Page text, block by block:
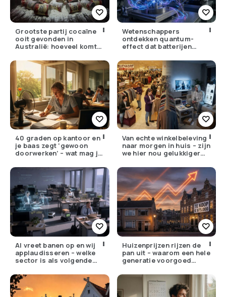
Grootste partij cocaïne
ooit gevonden in
Australië: hoeveel komt
binnen?
Wetenschappers
ontdekken quantum-
effect dat batterijen
maken
40 graden op kantoor en
je baas zegt ‘gewoon
doorwerken’ – wat mag je
Van echte winkelbeleving
naar morgen in huis – zijn
we hier nou gelukkiger
AI vreet banen op en wij
applaudisseren – welke
sector is als volgende
Huizenprijzen rijzen de
pan uit – waarom een hele
generatie voorgoed